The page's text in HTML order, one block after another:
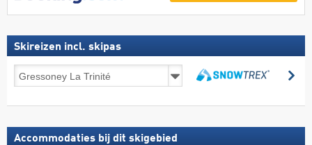
Skireizen incl. skipas
incl.
Accommodaties bij dit skigebied